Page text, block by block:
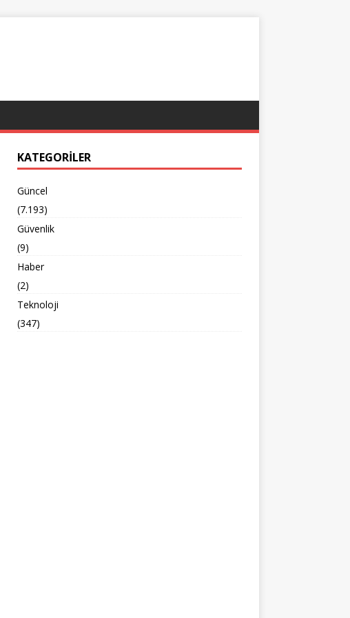
KATEGORILER
Güncel
(7.193)
Güvenlik
(9)
Haber
(2)
Teknoloji
(347)